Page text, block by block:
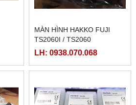
MÀN HÌNH HAKKO FUJI
TS2060I / TS2060
LH: 0938.070.068